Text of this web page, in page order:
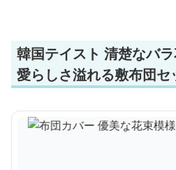
韓国テイスト 清楚なバ
愛らしさ溢れる敷布団セ